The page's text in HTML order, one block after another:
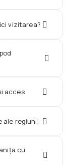
vizitarea?
acces
ale regiunii
cu